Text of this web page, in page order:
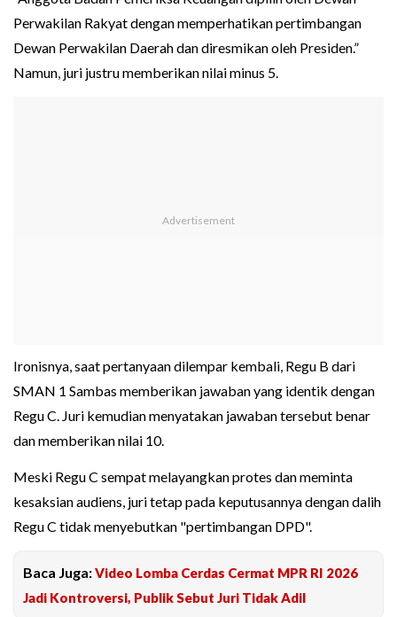
Perwakilan Rakyat dengan memperhatikan pertimbangan
Dewan Perwakilan Daerah dan diresmikan oleh Presiden.”
Namun, juri justru memberikan nilai minus 5.
Ironisnya, saat pertanyaan dilempar kembali, Regu B dari
SMAN 1 Sambas memberikan jawaban yang identik dengan
Regu C. Juri kemudian menyatakan jawaban tersebut benar
dan memberikan nilai 10.
Meski Regu C sempat melayangkan protes dan meminta
kesaksian audiens, juri tetap pada keputusannya dengan dalih
Regu C tidak menyebutkan "pertimbangan DPD".
Baca Juga:Video Lomba Cerdas Cermat MPR RI 2026
Jadi Kontroversi, Publik Sebut Juri Tidak Adil